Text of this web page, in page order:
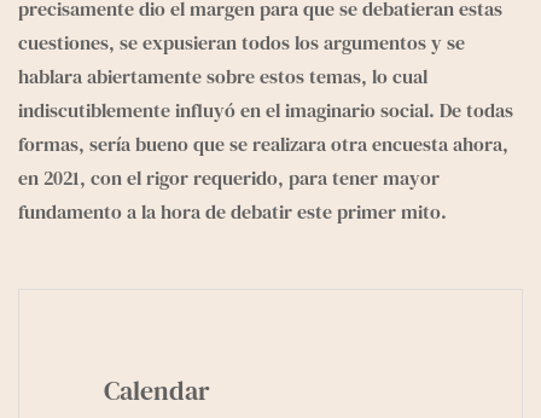
precisamente dio el margen para que se debatieran estas
cuestiones, se expusieran todos los argumentos y se
hablara abiertamente sobre estos temas, lo cual
indiscutiblemente influyó en el imaginario social. De todas
formas, sería bueno que se realizara otra encuesta ahora,
en 2021, con el rigor requerido, para tener mayor
fundamento a la hora de debatir este primer mito.
Calendar